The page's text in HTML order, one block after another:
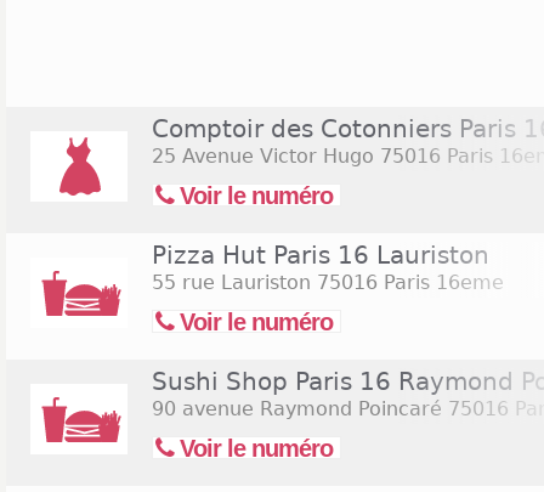
Comptoir des Cotonniers Paris
25 Avenue Victor Hugo 75016 Paris
Voir le numéro
Pizza Hut Paris 16 Lauriston
55 rue Lauriston 75016 Paris 16eme
Voir le numéro
Sushi Shop Paris 16 Raymond
90 avenue Raymond Poincaré 75016
Voir le numéro